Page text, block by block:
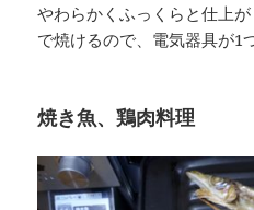
やわらかくふっくらと仕上
で焼けるので、電気器具が1
焼き魚、鶏肉料理